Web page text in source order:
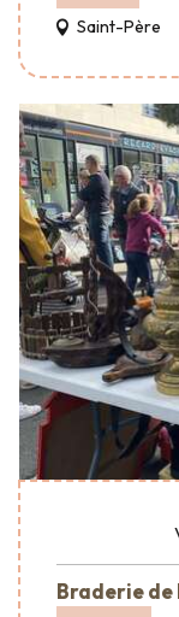
Saint-Père
Braderie de